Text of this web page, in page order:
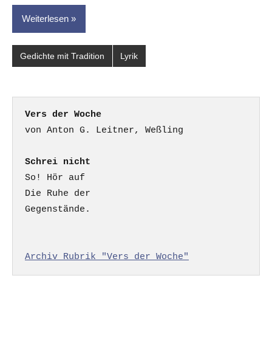
Weiterlesen
Gedichte mit Tradition Lyrik
Vers der Woche
Schrei nicht
So! Hör auf
Die Ruhe der
Gegenstände.
Archiv Rubrik "Vers der Woche"